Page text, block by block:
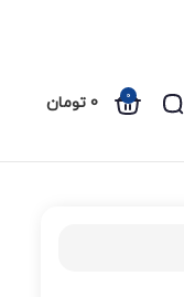
0
0 تومان